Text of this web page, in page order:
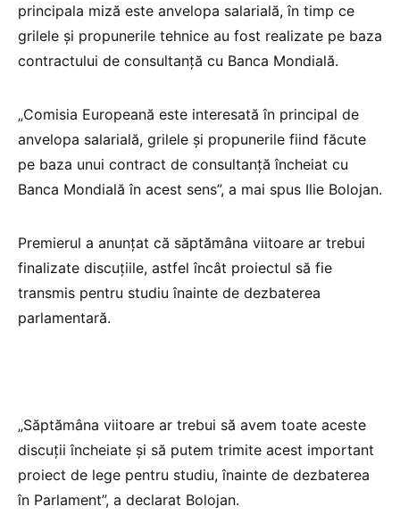
principala miză este anvelopa salarială, în timp ce
grilele și propunerile tehnice au fost realizate pe baza
contractului de consultanță cu Banca Mondială.
„Comisia Europeană este interesată în principal de
anvelopa salarială, grilele și propunerile fiind făcute
pe baza unui contract de consultanță încheiat cu
Banca Mondială în acest sens”, a mai spus Ilie Bolojan.
Premierul a anunțat că săptămâna viitoare ar trebui
finalizate discuțiile, astfel încât proiectul să fie
transmis pentru studiu înainte de dezbaterea
parlamentară.
„Săptămâna viitoare ar trebui să avem toate aceste
discuții încheiate și să putem trimite acest important
proiect de lege pentru studiu, înainte de dezbaterea
în Parlament”, a declarat Bolojan.